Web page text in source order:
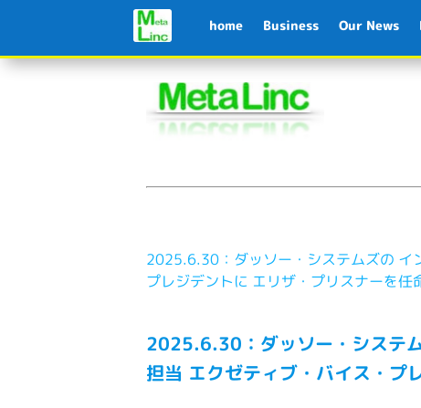
home Business Our News
2025.6.30：ダッソー・システムズの イ
プレジデントに エリザ・プリスナーを任
2025.6.30：ダッソー・システ
担当 エクゼティブ・バイス・プ